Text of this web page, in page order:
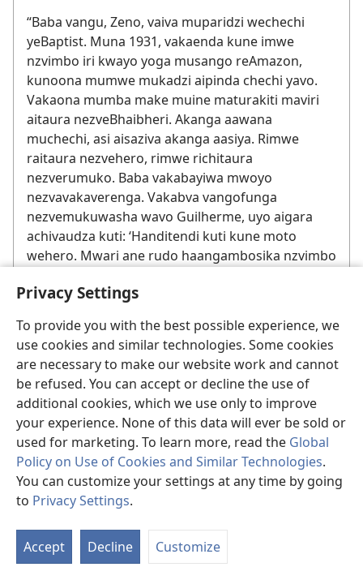
Privacy Settings
To provide you with the best possible experience, we
use cookies and similar technologies. Some cookies
are necessary to make our website work and cannot
be refused. You can accept or decline the use of
additional cookies, which we use only to improve
your experience. None of this data will ever be sold or
used for marketing. To learn more, read the Global
Policy on Use of Cookies and Similar Technologies.
You can customize your settings at any time by going
to Privacy Settings.
Accept Decline Customize
“Baba vangu, Zeno, vaiva muparidzi wechechi
yeBaptist. Muna 1931, vakaenda kune imwe
nzvimbo iri kwayo yoga musango reAmazon,
kunoona mumwe mukadzi aipinda chechi yavo.
Vakaona mumba make muine maturakiti maviri
aitaura nezveBhaibheri. Akanga aawana
muchechi, asi aisaziva akanga aasiya. Rimwe
raitaura nezvehero, rimwe richitaura
nezverumuko. Baba vakabayiwa mwoyo
nezvavakaverenga. Vakabva vangofunga
nezvemukuwasha wavo Guilherme, uyo aigara
achivaudza kuti: ‘Handitendi kuti kune moto
wehero. Mwari ane rudo haangambosika nzvimbo
Guilherme maturakiti aya, Baba vakakwasva igwa
Guilherme kuManaquiri, mumwe musha uri
pedyo neManaus.
Ungano yokutanga
“Baba nemukuwasha
wavo Guilherme
pavakaongorora
maturakiti aya, vose
vakabva vati, ‘Ichi
ndicho chokwadi!’
Vakabva vanyorera
vachikumbira
mabhuku. Baba